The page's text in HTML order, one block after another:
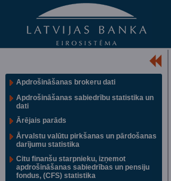
Apdrošināšanas brokeru dati
Apdrošināšanas sabiedrību statistika un
dati
Ārējais parāds
Ārvalstu valūtu pirkšanas un pārdošanas
darījumu statistika
Citu finanšu starpnieku, izņemot
apdrošināšanas sabiedrības un pensiju
fondus, (CFS) statistika